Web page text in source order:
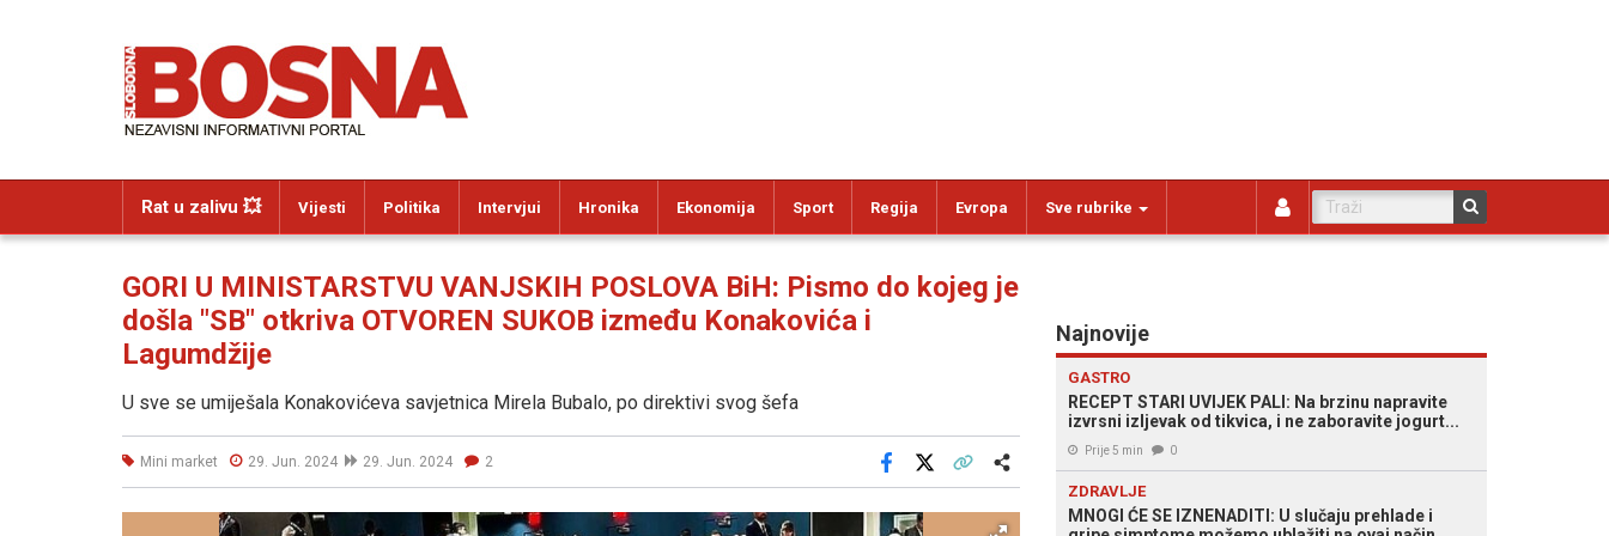
Rat u zalivu 💥 Vijesti Politika Intervjui Hronika Ekonomija Sport Regija Evropa Sve rubrike
GORI U MINISTARSTVU VANJSKIH POSLOVA BiH: Pismo do kojeg je
došla "SB" otkriva OTVOREN SUKOB između Konakovića i
Lagumdžije
U sve se umiješala Konakovićeva savjetnica Mirela Bubalo, po direktivi svog šefa
Mini market 29. Jun. 2024 29. Jun. 2024 2
Facebook
Najnovije
GASTRO
RECEPT STARI UVIJEK PALI: Na brzinu napravite
izvrsni izljevak od tikvica, i ne zaboravite jogurt...
Prije 5 min 0
ZDRAVLJE
MNOGI ĆE SE IZNENADITI: U slučaju prehlade i